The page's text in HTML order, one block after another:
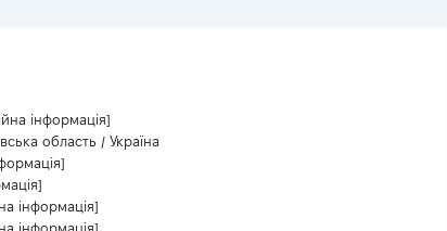
інформація]
область / Україна
інформація]
інформація]